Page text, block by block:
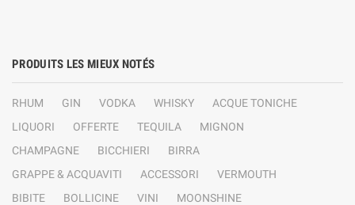
PRODUITS LES MIEUX NOTÉS
RHUM GIN VODKA WHISKY
ACQUE TONICHE
LIQUORI
OFFERTE TEQUILA
MIGNON
CHAMPAGNE
BICCHIERI
BIRRA
GRAPPE & ACQUAVITI
ACCESSORI
VERMOUTH
BIBITE
BOLLICINE VINI
MOONSHINE